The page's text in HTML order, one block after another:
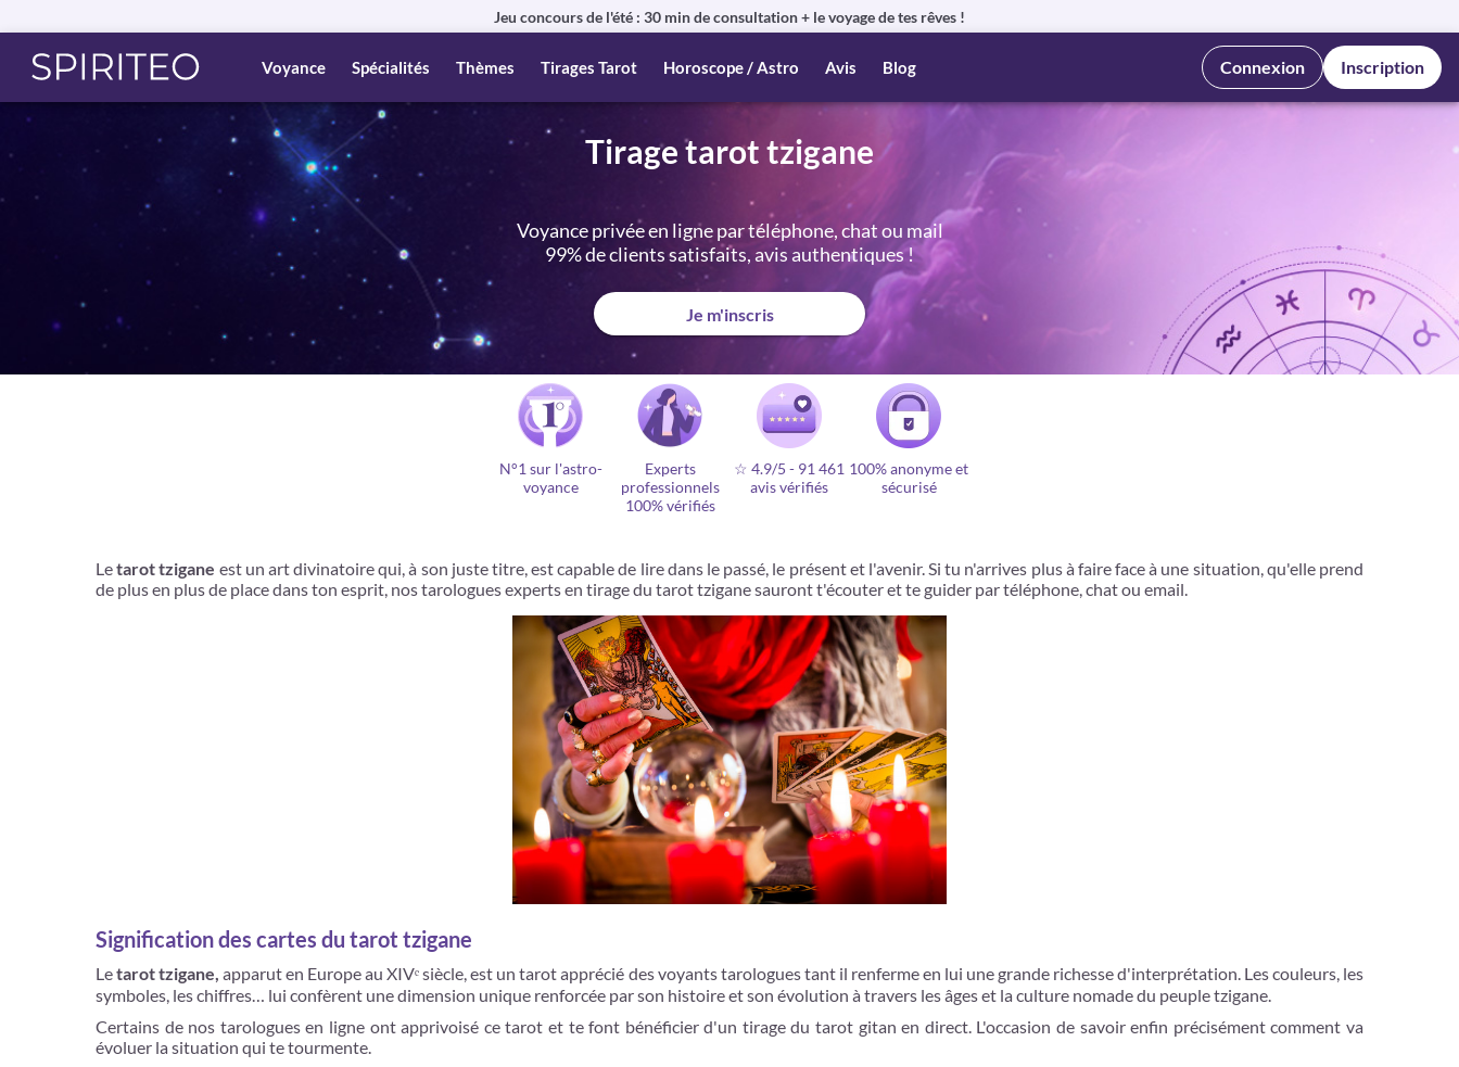
Jeu concours de l'été : 30 min de consultation + le voyage de tes rêves !
Voyance Spécialités Thèmes Tirages Tarot Horoscope / Astro Avis Blog Connexion Inscription
Tirage tarot tzigane
Voyance privée en ligne par téléphone, chat ou mail
99% de clients satisfaits, avis authentiques !
Je m'inscris
N°1 sur l'astro-
voyance
Experts
professionnels
100% vérifiés
☆ 4.9/5 - 91 461
avis vérifiés
100% anonyme et
sécurisé
Letarot tzigane est un art divinatoire qui, à son juste titre, est capable de lire dans le passé, le présent et l'avenir. Si tu n'arrives plus à faire face à une situation, qu'elle prend
de plus en plus de place dans ton esprit, nos tarologues experts en tirage du tarot tzigane sauront t'écouter et te guider par téléphone, chat ou email.
Signification des cartes du tarot tzigane
Letarot tzigane, apparut en Europe au XIVᵉ siècle, est un tarot apprécié des voyants tarologues tant il renferme en lui une grande richesse d'interprétation. Les couleurs, les
symboles, les chiffres… lui confèrent une dimension unique renforcée par son histoire et son évolution à travers les âges et la culture nomade du peuple tzigane.
Certains de nos tarologues en ligne ont apprivoisé ce tarot et te font bénéficier d'un tirage du tarot gitan en direct. L'occasion de savoir enfin précisément comment va
évoluer la situation qui te tourmente.